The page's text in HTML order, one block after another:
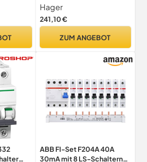
ADX482D 4-polig 32A
0,03A 400V
Hager
241,10 €
ZUM ANGEBOT
ABB FI-Set F204A 40A
30mA mit 8 LS-Schaltern